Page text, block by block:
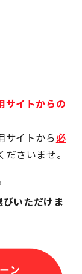
サイトからの
サイトから必
さいませ。
いただけま